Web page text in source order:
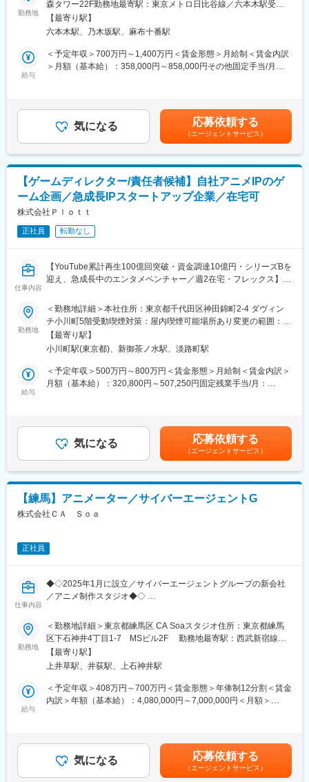
現在は、ゲームだけでなく映画やアニメ、MV、体験型エンターテ
インメント施設の制作に携わるなど、ジャンルやテイストを問わ
ず様々なコンテンツを制作しています。
自身が望むスキル・技術を高めていくことが可能です。
数十億円規模のプロジェクトのプロジェクトマネージャーとし
て活動します。予算策定、予算管理から、プロデューサーとディ
レクターとの連携、版元や協力会社との交渉まで幅広いスキルと
経験を活かしていただきます。
入社初期は、運営中のプロジェクトのマネージャーとしてスキ
は次のヒットが期待される高プロフィールなタイトルです。
⇒配属は、"BLEACH"、"キャプテン翼"、さらに"EAとの新規サッ
カーゲーム"のどれかになる可能性が高いです。
・プロジェクトの年間目標策定
・年間目標達成のための戦略/計画立案
・プロジェクトの予算策定、予算管理
・プロジェクトの体制構築
・プロジェクト全体的な課題の発見/解決
・版元や協力会社との折衝
・経営層への報告
・人材育成
■当社の特徴：
Souls」など安定したヒットを続けるIPを揃え、幅広い国と地域に
配信しております。海外への展開にも積極的で海外売上比率は約
35％を占めています。
・年商50億前後のゲーム会社の社長気分が体験できる
・大手コンシューマ会社と呼ばれる事業部長クラスの職務範囲と
勤務地
森タワー22F勤務地最寄駅：東京メトロ日比谷線／六本木駅受動
喫煙対策：屋内全面禁煙
【最寄り駅】
六本木駅、乃木坂駅、麻布十番駅
給与
＜予定年収＞700万円～1,400万円＜賃金形態＞月給制＜賃金内訳
＞月額（基本給）：358,000円～858,000円その他固定手当/月：
も目安の金額であり、選考を通じて上下する可能性があります。
月給(月額)は固定手当を含めた表記です。
気になる 応募依頼する
（エージェントサービス）
【ゲームディレクター/責任者候補】自社アニメIPのゲ
ーム企画／急成長IPスタートアップ企業／在宅可
株式会社Ｐｌｏｔｔ
正社員 転勤なし
仕事内容
【YouTube累計再生100億回突破・資金調達10億円・シリーズBを
迎え、急成長中のエンタメベンチャー／週2在宅・フレックス】
■ポジション概要：
自社アニメIPのゲーム企画ディレクターを募集します。
自社アニメIPのメディアミックス展開を加速させるべく、ゲーム
領域における新規企画・ディレクション・マーケティング等の業
務を一貫してリードしていただきます。
■業務内容：
・各種プロモーション企画・進行
・KPIや各種データなどの数値分析
・リリース済みタイトルの運用・アップデート企画
新規タイトルのディレクターとして、デベロッパーの選定・アラ
イアンス・企画・マーケティングなどを一気通貫で実行します。
「クリエイティブ・課金率・広告視聴率・継続率」などの向上に
年間5タイトルほどの立ち上げを予定しており、開発期間6か月～
1年の中でスピード感を持った立ち上げの経験を積むことができる
環境。
ゆくゆくはプロデューサーとして、事業計画の策定・組織づくり
などもお任せいたします。
・入社後2週間：研修期間で当社YouTubeアニメ・マンガコンテン
ツのインストール
・入社後1ヶ月~3ヶ月：IP展開事業部に所属し既存の業務フローを
一通り理解
用までを担う
・入社1年後：プロデューサーとして事業計画の策定・組織づくり
■ポジション魅力：
◎IP基盤を活かしたゲーム企画
勤務地
＜勤務地詳細＞本社住所：東京都千代田区神田錦町2-4 ダヴィン
チ小川町5階受動喫煙対策：屋内喫煙可能場所あり変更の範囲：会
社の定める事業所（リモートワーク含む）
【最寄り駅】
小川町駅(東京都)、新御茶ノ水駅、淡路町駅
給与
＜予定年収＞500万円～800万円＜賃金形態＞月給制＜賃金内訳＞
月額（基本給）：320,800円～507,250円固定残業手当/月：
賃金はあくまでも目安の金額であり、選考を通じて上下する可能
性があります。賃金はあくまでも目安の金額であり、選考を通じ
て上下する可能性があります。月給(月額)は固定手当を含めた表記
です。
気になる 応募依頼する
（エージェントサービス）
【練馬】アニメーター／サイバーエージェントG
株式会社ＣＡ Ｓｏａ
正社員
仕事内容
◆◇2025年1月に設立／サイバーエージェントグループの新会社
／アニメ制作スタジオ◆◇
■仕事内容：
アニメーション制作における作画業務（原画、作画監督、動画検
査）をお任せします。
※詳細については、面接内でぜひお話せさせてください。
＜参考リンク＞
◇世界に響くIPを創出へ サイバーエージェントのアニメ＆IP事
く未来
https://www.cyberagent.co.jp/way/list/detail/id=32023
勤務地
＜勤務地詳細＞東京都練馬区 CA Soaスタジオ住所：東京都練馬
区下石神井4丁目1-7 MSビル2F 勤務地最寄駅：西武新宿線／
上井草駅受動喫煙対策：屋内全面禁煙
【最寄り駅】
上井草駅、井荻駅、上石神井駅
給与
＜予定年収＞408万円～700万円＜賃金形態＞年俸制12分割＜賃金
内訳＞年額（基本給）：4,080,000円～7,000,000円＜月額＞
を見直します。■給与改定（年2回）賃金はあくまでも目安の金額
であり、選考を通じて上下する可能性があります。月給(月額)は固
定手当を含めた表記です。
気になる 応募依頼する
（エージェントサービス）